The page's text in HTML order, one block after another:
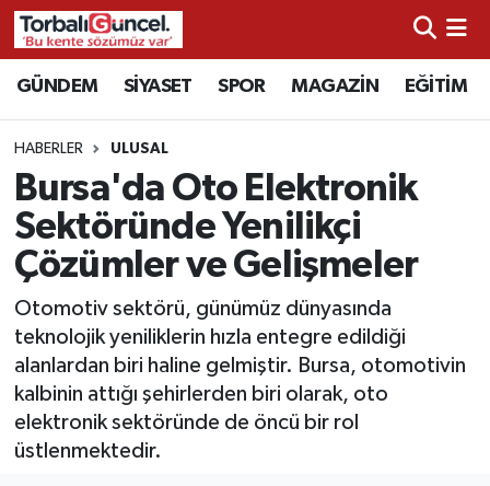
GÜNDEM SİYASET SPOR MAGAZİN EĞİTİM
HABERLER ULUSAL
Bursa'da Oto Elektronik
Sektöründe Yenilikçi
Çözümler ve Gelişmeler
Otomotiv sektörü, günümüz dünyasında
teknolojik yeniliklerin hızla entegre edildiği
alanlardan biri haline gelmiştir. Bursa, otomotivin
kalbinin attığı şehirlerden biri olarak, oto
elektronik sektöründe de öncü bir rol
üstlenmektedir.
İzmir Nöbetçi Eczaneler
İzmir Hava Durumu
İzmir Namaz Vakitleri
İzmir Trafik Yoğunluk Haritası
Süper Lig Puan Durumu ve Fikstür
Tüm Manşetler
Son Dakika Haberleri